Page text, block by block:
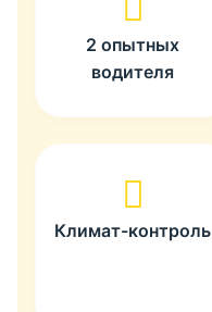
2 опытных
водителя
Климат-контроль